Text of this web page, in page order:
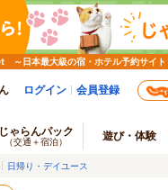
～日本最大級の宿・ホテル予約サイト
ログイン 会員登録
じゃらんパック
（交通＋宿泊） 遊び・体験
日帰り・デイユース